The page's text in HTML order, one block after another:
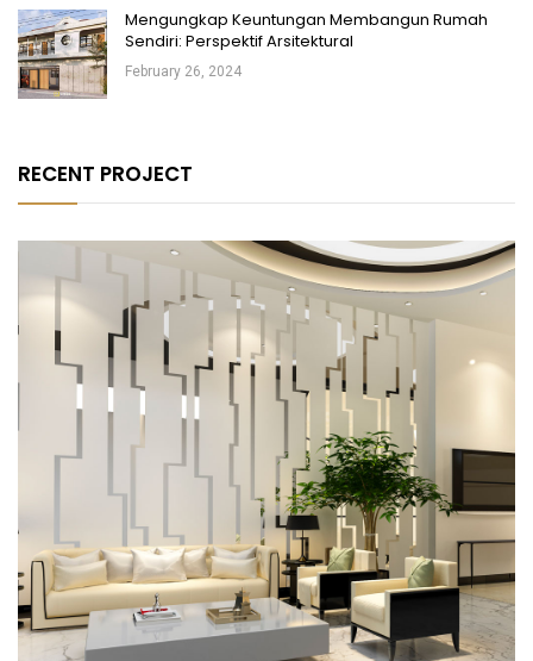
Mengungkap Keuntungan Membangun Rumah
Sendiri: Perspektif Arsitektural
February 26, 2024
RECENT PROJECT